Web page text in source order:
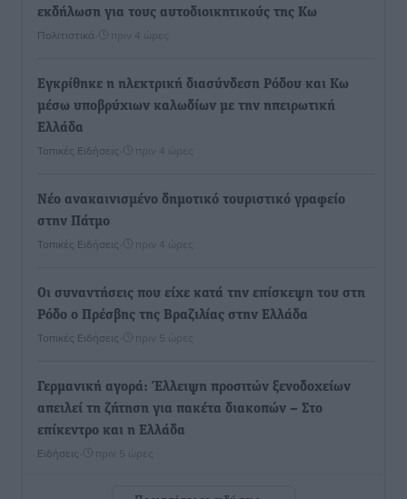
εκδήλωση για τους αυτοδιοικητικούς της Κω
Πολιτιστικά πριν 4 ώρες
Εγκρίθηκε η ηλεκτρική διασύνδεση Ρόδου και Κω
μέσω υποβρύχιων καλωδίων με την ηπειρωτική
Ελλάδα
Τοπικές Ειδήσεις πριν 4 ώρες
Νέο ανακαινισμένο δημοτικό τουριστικό γραφείο
στην Πάτμο
Τοπικές Ειδήσεις πριν 4 ώρες
Οι συναντήσεις που είχε κατά την επίσκεψη του στη
Ρόδο ο Πρέσβης της Βραζιλίας στην Ελλάδα
Τοπικές Ειδήσεις πριν 5 ώρες
Γερμανική αγορά: Έλλειψη προσιτών ξενοδοχείων
απειλεί τη ζήτηση για πακέτα διακοπών – Στο
επίκεντρο και η Ελλάδα
Ειδήσεις πριν 5 ώρες